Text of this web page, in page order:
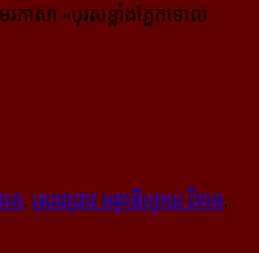
រភាសា «បុរសខ្លាំងភ្នែកទោល
ាគ, ស្រាវជ្រាវ អត្ថាធិប្បាយ វិភាគ,